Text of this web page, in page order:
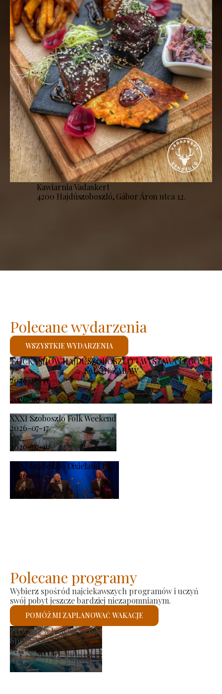
Kawiarnia Vadaskert
4200 Hajdúszoboszló, Gábor Áron utca 12.
KOCKASHOW HAJDÚSZOBOSZLÓ – WYSTAWA LEGO® I
SALON ZABAW
2026-07-11
-
2026-08-23
XXXI Szoboszlo Folk Weekend
2026-07-17
-
2026-07-19
XXXI Szoboszló Dixieland Days
2026-08-21
-
2026-08-23
Polecane wydarzenia
WSZYSTKIE WYDARZENIA
Polecane programy
Wybierz spośród najciekawszych programów i uczyń
swój pobyt jeszcze bardziej niezapomnianym.
POMÓŻ MI ZAPLANOWAĆ WAKACJE